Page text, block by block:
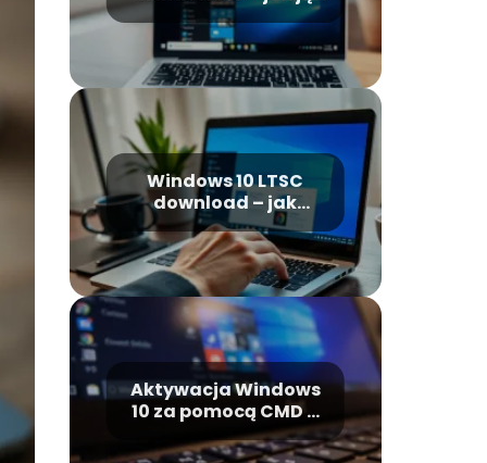
pobrać i
zainstalować?
Windows 10 LTSC
download – jak
pobrać i
zainstalować?
Aktywacja Windows
10 za pomocą CMD –
krok po kroku